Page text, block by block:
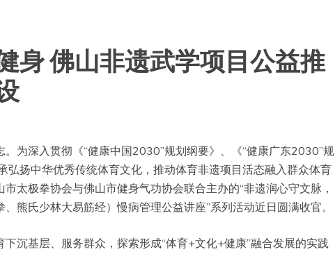
身 佛山非遗武学项目公益推
为深入贯彻《“健康中国2030”规划纲要》、《“健康广东2030”规
弘扬中华优秀传统体育文化，推动体育非遗项目活态融入群众体育
太极拳协会与佛山市健身气功协会联合主办的“非遗润心守文脉，
氏少林大易筋经）慢病管理公益讲座”系列活动近日圆满收官。
沉基层、服务群众，探索形成“体育+文化+健康”融合发展的实践